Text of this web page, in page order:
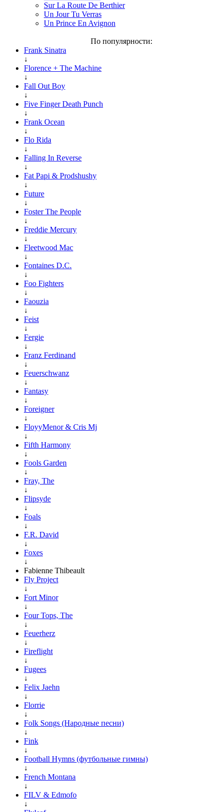
Sur La Route De Berthier
Un Jour Tu Verras
Un Prince En Avignon
По популярности:
Frank Sinatra
↓
Florence + The Machine
↓
Fall Out Boy
↓
Five Finger Death Punch
↓
Frank Ocean
↓
Flo Rida
↓
Falling In Reverse
↓
Fat Papi & Prodshushy
↓
Future
↓
Foster The People
↓
Freddie Mercury
↓
Fleetwood Mac
↓
Fontaines D.C.
↓
Foo Fighters
↓
Faouzia
↓
Feist
↓
Fergie
↓
Franz Ferdinand
↓
Feuerschwanz
↓
Fantasy
↓
Foreigner
↓
FloyyMenor & Cris Mj
↓
Fifth Harmony
↓
Fools Garden
↓
Fray, The
↓
Flipsyde
↓
Foals
↓
F.R. David
↓
Foxes
↓
Fabienne Thibeault
Fly Project
↓
Fort Minor
↓
Four Tops, The
↓
Feuerherz
↓
Fireflight
↓
Fugees
↓
Felix Jaehn
↓
Florrie
↓
Folk Songs (Народные песни)
↓
Fink
↓
Football Hymns (футбольные гимны)
↓
French Montana
↓
FILV & Edmofo
↓